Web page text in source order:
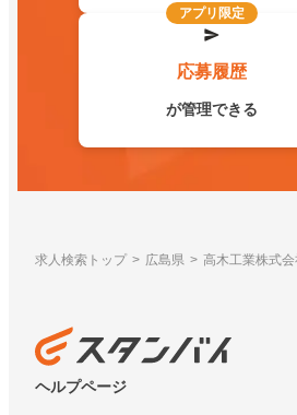
アプリ限定
応募履歴
が管理できる
求人検索トップ 広島県 高木工業株式会
ヘルプページ